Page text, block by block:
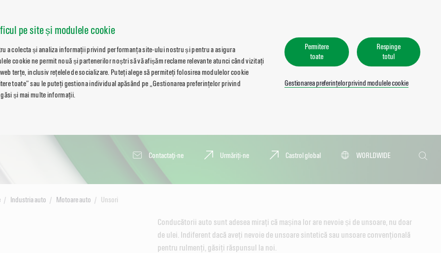
pe site și modulele cookie
a colecta și analiza informații privind performanța site-ului nostru și pentru a asigura
cookie ne permit nouă și partenerilor noștri să vă afișăm reclame relevante atunci când vizitați
terțe, inclusiv rețelele de socializare. Puteți alege să permiteți folosirea modulelor cookie
toate” sau le puteți gestiona individual apăsând pe „Gestionarea preferințelor privind
și mai multe informații.
Permitere
toate
Respinge
totul
Gestionarea preferințelor privind modulele cookie
Contactaţi-ne Urmăriți-ne Castrol global
WORLDWIDE
Căutare
Industria auto Motoare auto Unsori
Conducătorii auto sunt adesea mirați că mașina lor are nevoie și de unsoare, nu doar
de ulei. Indiferent dacă aveți nevoie de unsoare sintetică sau unsoare convențională
pentru rulmenți, găsiți răspunsul la noi.